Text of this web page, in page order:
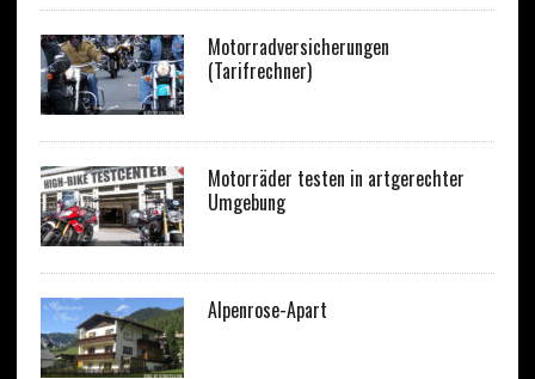
Motorradversicherungen
(Tarifrechner)
Motorräder testen in artgerechter
Umgebung
Alpenrose-Apart